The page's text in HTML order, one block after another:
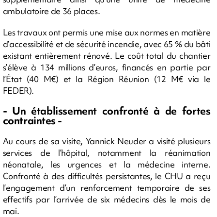
ambulatoire de 36 places.
Les travaux ont permis une mise aux normes en matière
d’accessibilité et de sécurité incendie, avec 65 % du bâti
existant entièrement rénové. Le coût total du chantier
s’élève à 134 millions d’euros, financés en partie par
l’État (40 M€) et la Région Réunion (12 M€ via le
FEDER).
- Un établissement confronté à de fortes
contraintes -
Au cours de sa visite, Yannick Neuder a visité plusieurs
services de l’hôpital, notamment la réanimation
néonatale, les urgences et la médecine interne.
Confronté à des difficultés persistantes, le CHU a reçu
l’engagement d’un renforcement temporaire de ses
effectifs par l’arrivée de six médecins dès le mois de
mai.